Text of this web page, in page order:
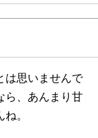
は思いませんで
ら、あんまり甘
。